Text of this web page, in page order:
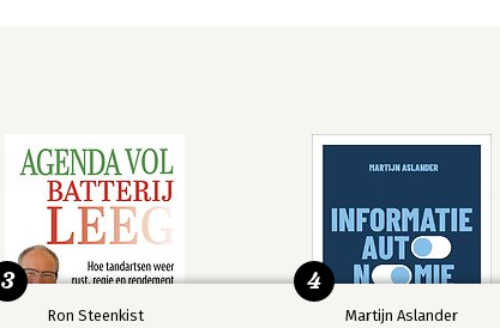
Ron Steenkist
3
Martijn Aslander
4